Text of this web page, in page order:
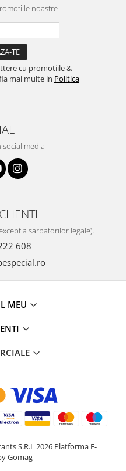
noastre
cu promotiile &
mai multe in Politica
social media
sarbatorilor legale).
608
MEU
S.R.L 2026 Platforma E-
Gomag